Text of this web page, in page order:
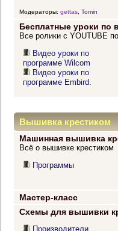
Модераторы: gettas, Tomin
Бесплатные уроки по
Все ролики с YOUTUBE
Видео уроки по
программе Wilcom
Видео уроки по
программе Embird.
Вышивка крестиком
Машинная вышивка
Всё о вышивке крестиком
Программы
Мастер-класс
Схемы для вышивки
Производители